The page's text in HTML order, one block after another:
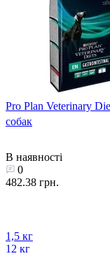
Pro Plan Veterinary
собак
В наявності
0
482.38 грн.
1,5 кг
12 кг